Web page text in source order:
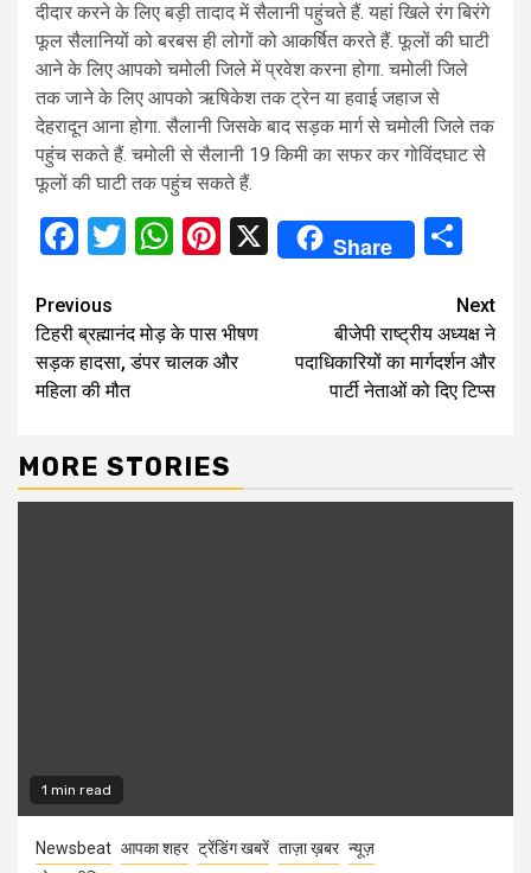
दीदार करने के लिए बड़ी तादाद में सैलानी पहुंचते हैं. यहां खिले रंग बिरंगे
फूल सैलानियों को बरबस ही लोगों को आकर्षित करते हैं. फूलों की घाटी
आने के लिए आपको चमोली जिले में प्रवेश करना होगा. चमोली जिले
तक जाने के लिए आपको ऋषिकेश तक ट्रेन या हवाई जहाज से
देहरादून आना होगा. सैलानी जिसके बाद सड़क मार्ग से चमोली जिले तक
पहुंच सकते हैं. चमोली से सैलानी 19 किमी का सफर कर गोविंदघाट से
फूलों की घाटी तक पहुंच सकते हैं.
Facebook
Twitter
WhatsApp
Pinterest
X Share
Continue
Reading
Previous
टिहरी ब्रह्मानंद मोड़ के पास भीषण
सड़क हादसा, डंपर चालक और
महिला की मौत
Next
बीजेपी राष्ट्रीय अध्यक्ष ने
पदाधिकारियों का मार्गदर्शन और
पार्टी नेताओं को दिए टिप्स
MORE STORIES
1 min read
Newsbeat आपका शहर ट्रेंडिंग खबरें ताज़ा ख़बर न्यूज़